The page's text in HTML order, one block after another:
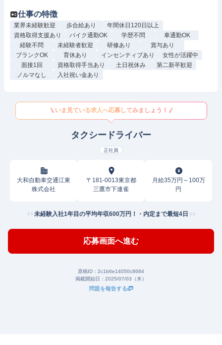
仕事の特徴
業界未経験歓迎 歩合給あり
年間休日120日以上
資格取得支援あり
バイク通勤OK 学歴不問
車通勤OK
経験不問
未経験者歓迎 研修あり
賞与あり
ブランクOK
育休あり インセンティブあり
女性が活躍中
面接1回
資格取得手当あり 土日祝休み
第二新卒歓迎
ノルマなし
入社祝い金あり
いま見ている求人へ応募してみましょう！
タクシードライバー
正社員
大和自動車交通江東
株式会社
〒181-0013東京都
三鷹市下連雀
月給35万円～100万
円
未経験入社1年目の平均年収600万円！・内定まで最短4日
応募画面へ進む
原稿ID： 2c1b6e14050c8684
掲載開始日： 2025/07/03（木）
問題を報告する